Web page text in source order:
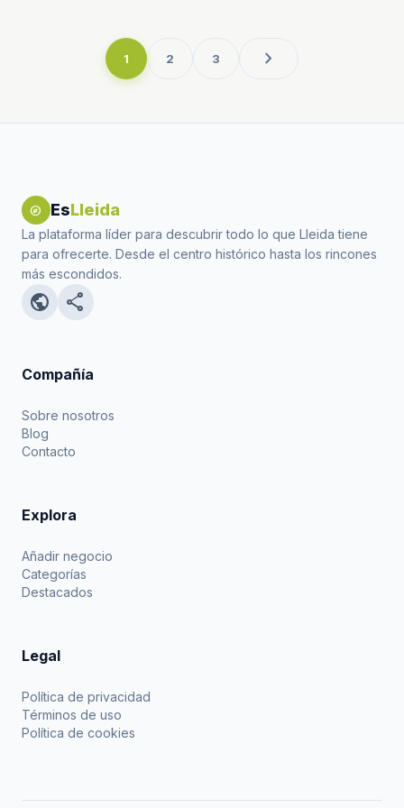
1 2 3 chevron_right
explore EsLleida
La plataforma líder para descubrir todo lo que Lleida tiene
para ofrecerte. Desde el centro histórico hasta los rincones
más escondidos.
public share
Compañía
Sobre nosotros
Blog
Contacto
Explora
Añadir negocio
Categorías
Destacados
Legal
Política de privacidad
Términos de uso
Política de cookies